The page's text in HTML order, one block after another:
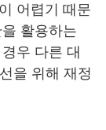
어렵기 때문
활용하는
우 다른 대
을 위해 재정